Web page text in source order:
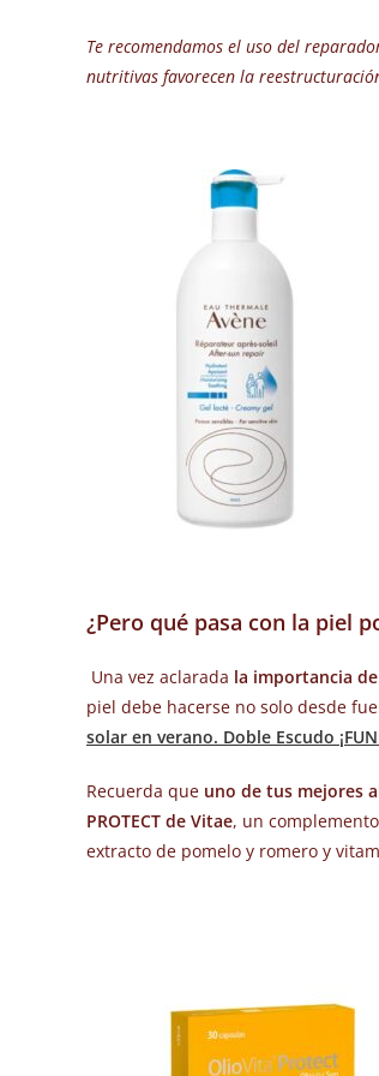
Te recomendamos el uso del
nutritivas favorecen la
¿Pero qué pasa con la piel
Una vez aclarada la importancia
piel debe hacerse no solo desde
solar en verano. Doble Escudo
Recuerda que uno de tus mejores
PROTECT de Vitae, un
extracto de pomelo y romero y